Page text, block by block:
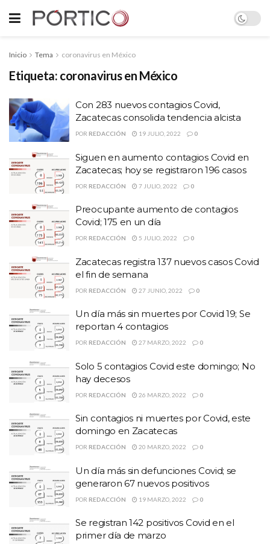
Inicio Tema coronavirus en México
Etiqueta: coronavirus en México
Con 283 nuevos contagios Covid,
Zacatecas consolida tendencia alcista
POR REDACCIÓN 19 JULIO, 2022 0
Siguen en aumento contagios Covid en
Zacatecas; hoy se registraron 196 casos
POR REDACCIÓN 7 JULIO, 2022 0
Preocupante aumento de contagios
Covid; 175 en un día
POR REDACCIÓN 5 JULIO, 2022 0
Zacatecas registra 137 nuevos casos Covid
el fin de semana
POR REDACCIÓN 27 JUNIO, 2022 0
Un día más sin muertes por Covid 19; Se
reportan 4 contagios
POR REDACCIÓN 27 MARZO, 2022 0
Solo 5 contagios Covid este domingo; No
hay decesos
POR REDACCIÓN 26 MARZO, 2022 0
Sin contagios ni muertes por Covid, este
domingo en Zacatecas
POR REDACCIÓN 20 MARZO, 2022 0
Un día más sin defunciones Covid; se
generaron 67 nuevos positivos
POR REDACCIÓN 19 MARZO, 2022 0
Se registran 142 positivos Covid en el
primer día de marzo